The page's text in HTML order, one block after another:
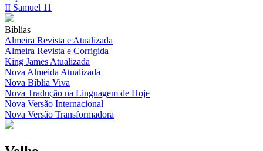
II Samuel 11
Bíblias
Almeira Revista e Atualizada
Almeira Revista e Corrigida
King James Atualizada
Nova Almeida Atualizada
Nova Bíblia Viva
Nova Tradução na Linguagem de Hoje
Nova Versão Internacional
Nova Versão Transformadora